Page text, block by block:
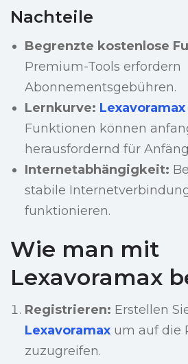
Nachteile
Begrenzte kostenlose
Premium-Tools erfordern
Abonnementsgebühren.
Lernkurve: Lexavoramax
Funktionen können
herausfordernd für
Internetabhängigkeit:
stabile
funktionieren.
Wie man mit
Lexavoramax
Registrieren: Erstellen
Lexavoramaxum auf die
zuzugreifen.